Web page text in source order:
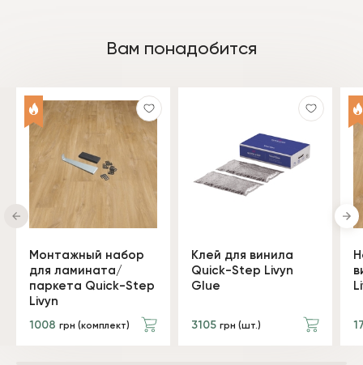
Вам понадобится
Монтажный набор
для ламината/
паркета Quick-Step
Livyn
1008 грн (комплект)
Клей для винила
Quick-Step Livyn
Glue
3105 грн (шт.)